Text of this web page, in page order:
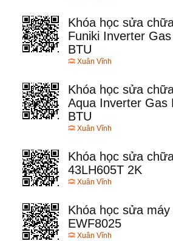
Khóa học sửa
Funiki Inverter
BTU
Xuân Vĩnh
Khóa học sửa
Aqua Inverter Gas
BTU
Xuân Vĩnh
Khóa học sửa
43LH605T 2K
Xuân Vĩnh
Khóa học sửa
EWF8025
Xuân Vĩnh